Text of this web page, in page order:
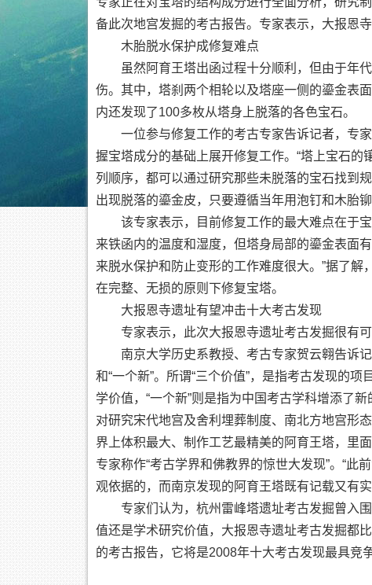
备此次地宫发掘的考古报告。专家表示，大报恩
木胎脱水保护成修复难点
虽然阿育王塔出函过程十分顺利，但由于年代
伤。其中，塔刹两个相轮以及塔座一侧的鎏金表
内还发现了100多枚从塔身上脱落的各色宝石。
一位参与修复工作的考古专家告诉记者，专家
握宝塔成分的基础上展开修复工作。“塔上宝石
列顺序，都可以通过研究那些未脱落的宝石找到
出现脱落的鎏金皮，只要遵循当年用泡钉和木胎
该专家表示，目前修复工作的最大难点在于宝
来铁函内的温度和湿度，但塔身局部的鎏金表面
来脱水保护和防止变形的工作难度很大。”据了
在完整、无损的原则下修复宝塔。
大报恩寺遗址有望冲击十大考古发现
专家表示，此次大报恩寺遗址考古发掘很有可
南京大学历史系教授、考古专家贺云翱告诉记
和“一个新”。所谓“三个价值”，是指考古发现的
学价值，“一个新”则是指为中国考古学科增添了
对研究宋代地宫及舍利埋葬制度、南北方地宫形
界上体积最大、制作工艺最精美的阿育王塔，里
专家称作“考古学界和佛教界的惊世大发现”。“
观依据的，而南京发现的阿育王塔既有记载又有
专家们认为，杭州雷峰塔遗址考古发掘曾入围
值还是学术研究价值，大报恩寺遗址考古发掘都
的考古报告，它将是2008年十大考古发现最具竞